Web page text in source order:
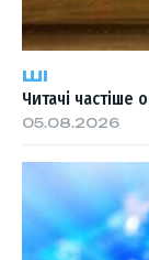
ШІ
Читачі частіше
05.08.2026